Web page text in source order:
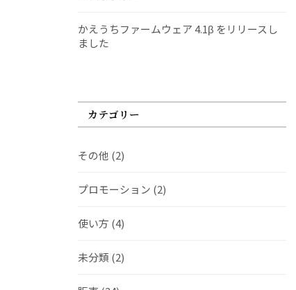
かえうちファームウェア 4.1β をリリースし
ました
カテゴリー
その他 (2)
プロモーション (2)
使い方 (4)
未分類 (2)